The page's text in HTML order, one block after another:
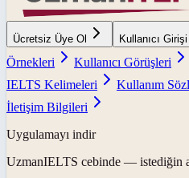
Ücretsiz Üye Ol Kullanıcı Girişi
Örnekleri
Kullanıcı Görüşleri
IELTS Kelimeleri
Kullanım
İletişim Bilgileri
Uygulamayı indir
UzmanIELTS cebinde — istediğin